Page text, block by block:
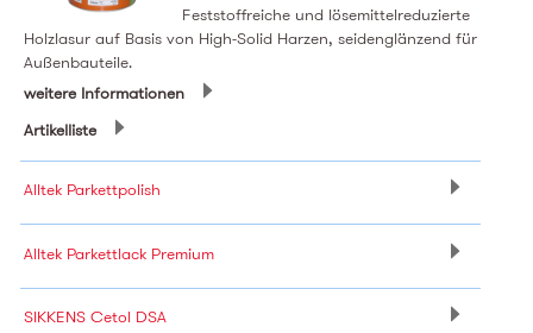
Feststoffreiche und lösemittelreduzierte
Holzlasur auf Basis von High-Solid Harzen, seidenglänzend für
Außenbauteile.
weitere Informationen
Artikelliste
Alltek Parkettpolish
Alltek Parkettlack Premium
SIKKENS Cetol DSA